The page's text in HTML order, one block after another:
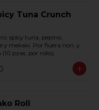
Tuna Crunch
spicy tuna, pepino,
y mekaki. Por fiuera nori: y
(10 pzas. por rollo).
Roll